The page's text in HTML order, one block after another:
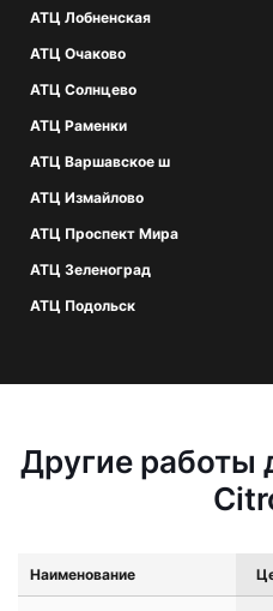
АТЦ Лобненская
АТЦ Очаково
АТЦ Солнцево
АТЦ Раменки
АТЦ Варшавское ш
АТЦ Измайлово
АТЦ Проспект Мира
АТЦ Зеленоград
АТЦ Подольск
Другие работы
Наименование